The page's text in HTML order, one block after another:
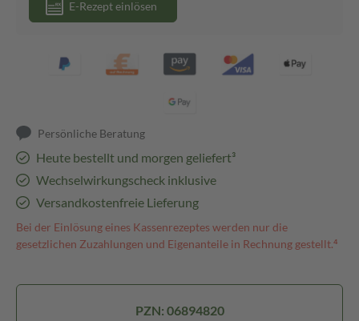
E-Rezept einlösen
Persönliche Beratung
Heute bestellt und morgen geliefert³
Wechselwirkungscheck inklusive
Versandkostenfreie Lieferung
Bei der Einlösung eines Kassenrezeptes werden nur die
gesetzlichen Zuzahlungen und Eigenanteile in Rechnung gestellt.⁴
PZN: 06894820